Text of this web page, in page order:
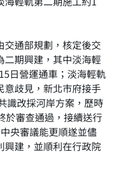
通部規劃，核定後交
二期興建，其中淡海輕
日營運通車；淡海輕軌
意歧見，新北市府接手
識改採河岸方案，歷時
於審查通過，接續送行
央審議能更順遂並儘
興建，並順利在行政院